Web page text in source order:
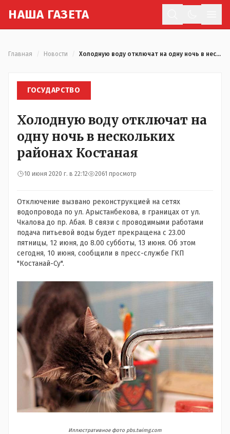
НАША ГАЗЕТА
Главная Новости Холодную воду отключат на одну ночь в нескольких районах Костаная
ГОСУДАРСТВО
Холодную воду отключат на
одну ночь в нескольких
районах Костаная
10 июня 2020 г. в 22:12 2061 просмотр
Отключение вызвано реконструкцией на сетях
водопровода по ул. Арыстанбекова, в границах от ул.
Чкалова до пр. Абая. В связи с проводимыми работами
подача питьевой воды будет прекращена с 23.00
пятницы, 12 июня, до 8.00 субботы, 13 июня. Об этом
сегодня, 10 июня, сообщили в пресс-службе ГКП
"Костанай-Су".
Иллюстративное фото pbs.twimg.com